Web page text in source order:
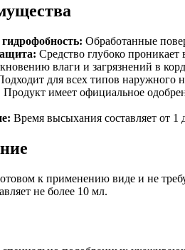
Обработанные
Средство глубоко проникает
влаги и загрязнений в
для всех типов наружного
Продукт имеет официальное
Время высыхания составляет от
к применению виде и не
не более 10 мл.